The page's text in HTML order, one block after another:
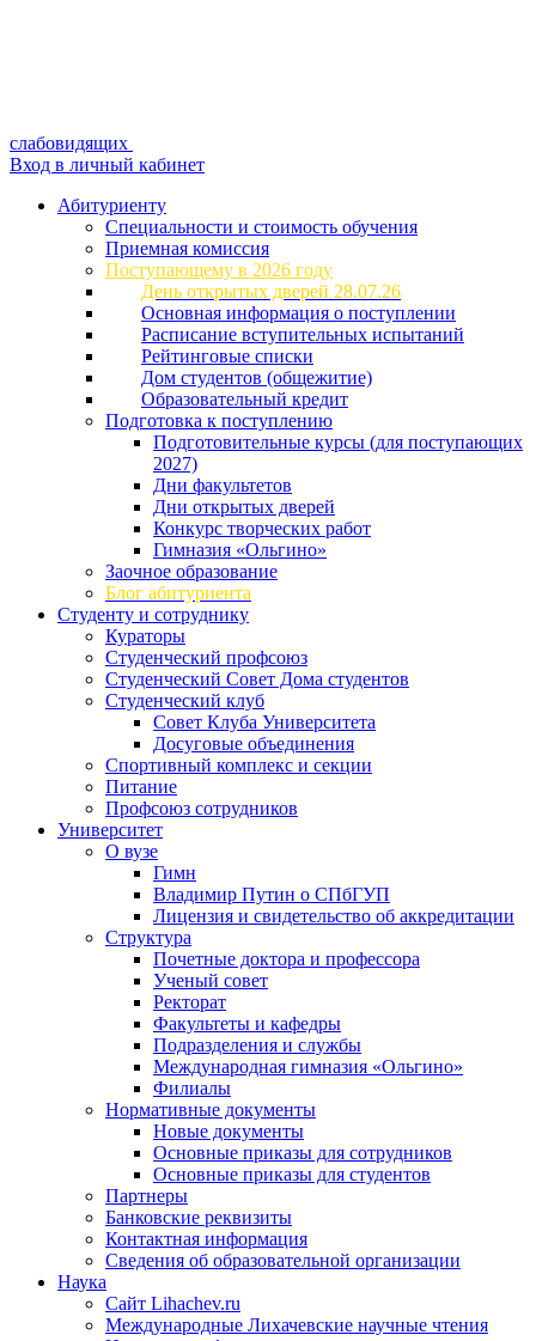
слабовидящих
Вход в личный кабинет
Абитуриенту
Специальности и стоимость обучения
Приемная комиссия
Поступающему в 2026 году
День открытых дверей 28.07.26
Основная информация о поступлении
Расписание вступительных испытаний
Рейтинговые списки
Дом студентов (общежитие)
Образовательный кредит
Подготовка к поступлению
Подготовительные курсы (для поступающих
2027)
Дни факультетов
Дни открытых дверей
Конкурс творческих работ
Гимназия «Ольгино»
Заочное образование
Блог абитуриента
Студенту и сотруднику
Кураторы
Студенческий профсоюз
Студенческий Совет Дома студентов
Студенческий клуб
Совет Клуба Университета
Досуговые объединения
Спортивный комплекс и секции
Питание
Профсоюз сотрудников
Университет
О вузе
Гимн
Владимир Путин о СПбГУП
Лицензия и свидетельство об аккредитации
Структура
Почетные доктора и профессора
Ученый совет
Ректорат
Факультеты и кафедры
Подразделения и службы
Международная гимназия «Ольгино»
Филиалы
Нормативные документы
Новые документы
Основные приказы для сотрудников
Основные приказы для студентов
Партнеры
Банковские реквизиты
Контактная информация
Сведения об образовательной организации
Наука
Сайт Lihachev.ru
Международные Лихачевские научные чтения